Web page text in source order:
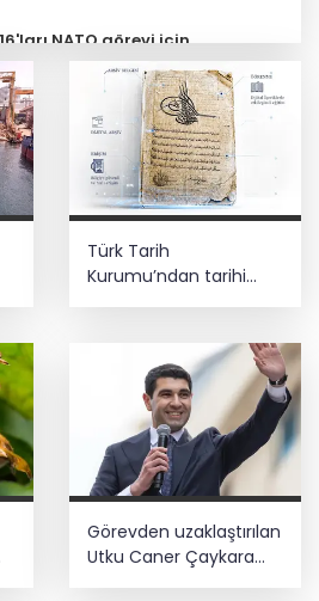
NATO görevi için
MSB yerli savunma
güçleniyor
mercan resifleri için koruma
180 deniz canlısı türü kayıt
teslim olmaya devam
Hudutlarda 490 kişi yakalandı
Süre 2 yıla kadar
Türk Tarih
Kurumu’ndan tarihi
Görevden uzaklaştırılan
Utku Caner Çaykara
hakkında tahliye kararı